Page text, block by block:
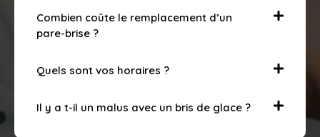
Combien coûte le remplacement d’un
pare-brise ?
Quels sont vos horaires ?
Il y a t-il un malus avec un bris de glace ?